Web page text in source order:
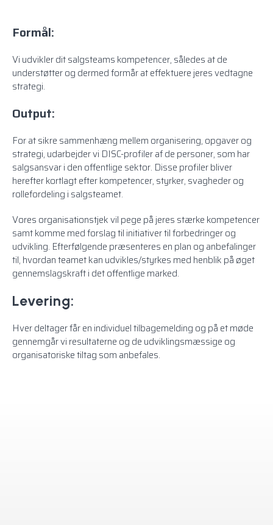
Formål:
Vi udvikler dit salgsteams kompetencer, således at de
understøtter og dermed formår at effektuere jeres vedtagne
strategi.
Output:
For at sikre sammenhæng mellem organisering, opgaver og
strategi, udarbejder vi DISC-profiler af de personer, som har
salgsansvar i den offentlige sektor. Disse profiler bliver
herefter kortlagt efter kompetencer, styrker, svagheder og
rollefordeling i salgsteamet.
Vores organisationstjek vil pege på jeres stærke kompetencer
samt komme med forslag til initiativer til forbedringer og
udvikling. Efterfølgende præsenteres en plan og anbefalinger
til, hvordan teamet kan udvikles/styrkes med henblik på øget
gennemslagskraft i det offentlige marked.
Levering:
Hver deltager får en individuel tilbagemelding og på et møde
gennemgår vi resultaterne og de udviklingsmæssige og
organisatoriske tiltag som anbefales.